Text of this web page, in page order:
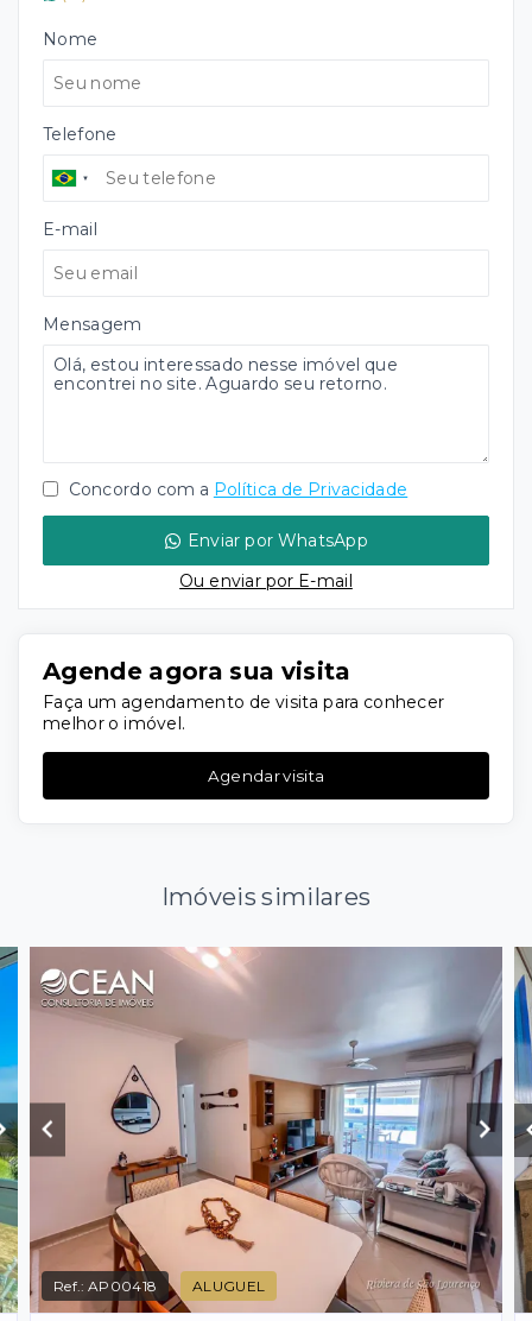
Nome
Telefone
E-mail
Mensagem
Concordo com a Política de Privacidade
Enviar por WhatsApp
Ou enviar por E-mail
Agende agora sua visita
Faça um agendamento de visita para conhecer
melhor o imóvel.
Agendar visita
Imóveis similares
Ref.:AP00418 ALUGUEL